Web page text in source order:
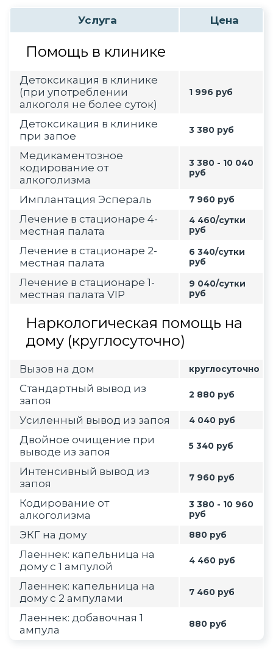
Услуга Цена
Помощь в клинике
Детоксикация в клинике
(при употреблении
алкоголя не более суток)
1 996 руб
Детоксикация в клинике
при запое
3 380 руб
Медикаментозное
кодирование от
алкоголизма
3 380 - 10 040
руб
Имплантация Эспераль 7 960 руб
Лечение в стационаре 4-
местная палата
4 460/сутки
руб
Лечение в стационаре 2-
местная палата
6 340/сутки
руб
Лечение в стационаре 1-
местная палата VIP
9 040/сутки
руб
Наркологическая помощь на
дому (круглосуточно)
Вызов на дом круглосуточно
Стандартный вывод из
запоя
2 880 руб
Усиленный вывод из запоя 4 040 руб
Двойное очищение при
выводе из запоя
5 340 руб
Интенсивный вывод из
запоя
7 960 руб
Кодирование от
алкоголизма
3 380 - 10 960
руб
ЭКГ на дому 880 руб
Лаеннек: капельница на
дому с 1 ампулой
4 460 руб
Лаеннек: капельница на
дому с 2 ампулами
7 460 руб
Лаеннек: добавочная 1
ампула
880 руб